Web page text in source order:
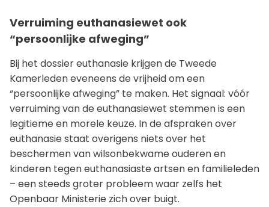
Verruiming euthanasiewet ook
“persoonlijke afweging”
Bij het dossier euthanasie krijgen de Tweede
Kamerleden eveneens de vrijheid om een
“persoonlijke afweging” te maken. Het signaal: vóór
verruiming van de euthanasiewet stemmen is een
legitieme en morele keuze. In de afspraken over
euthanasie staat overigens niets over het
beschermen van wilsonbekwame ouderen en
kinderen tegen euthanasiaste artsen en familieleden
– een steeds groter probleem waar zelfs het
Openbaar Ministerie zich over buigt.